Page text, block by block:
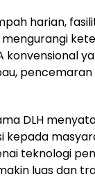
harian,
konvensional
pencemaran
DLH
kepada
teknologi
luas dan